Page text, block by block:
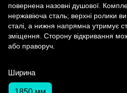
повернена назовні душової.
нержавіюча сталь; верхні ролики
сталі, а нижня напрямна утримує
зміщення. Сторону відкривання
або праворуч.
Ширина